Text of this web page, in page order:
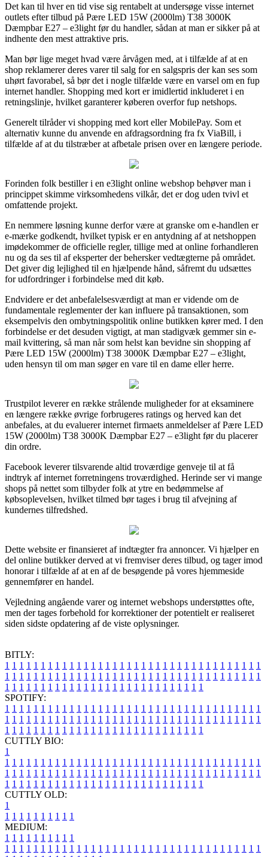
Det kan til hver en tid vise sig rentabelt at undersøge visse internet
outlets efter tilbud på Pære LED 15W (2000lm) T38 3000K
Dæmpbar E27 – e3light før du handler, sådan at man er sikker på at
indhente den mest attraktive pris.
Man bør lige meget hvad være årvågen med, at i tilfælde af at en
shop reklamerer deres varer til salg for en salgspris der kan ses som
uhørt favorabel, så bør det i nogle tilfælde være en varsel om en fup
internet handler. Shopping med kort er imidlertid inkluderet i en
retningslinje, hvilket garanterer køberen overfor fup netshops.
Generelt tilråder vi shopping med kort eller MobilePay. Som et
alternativ kunne du anvende en afdragsordning fra fx ViaBill, i
tilfælde af at du tilstræber at afbetale prisen over en længere periode.
Forinden folk bestiller i en e3light online webshop behøver man i
princippet skimme virksomhedens vilkår, det er dog uden tvivl et
omfattende projekt.
En nemmere løsning kunne derfor være at granske om e-handlen er
e-mærke godkendt, hvilket typisk er en antydning af at netshoppen
imødekommer de officielle regler, tillige med at online forhandleren
nu og da ses til af eksperter der behersker vedtægterne på området.
Det giver dig lejlighed til en hjælpende hånd, såfremt du udsættes
for udfordringer i forbindelse med dit køb.
Endvidere er det anbefalelsesværdigt at man er vidende om de
fundamentale reglementer der kan influere på transaktionen, som
eksempelvis den ombytningspolitik online butikken kører med. I den
forbindelse er det desuden vigtigt, at man stadigvæk gemmer sin e-
mail kvittering, så man når som helst kan bevidne sin shopping af
Pære LED 15W (2000lm) T38 3000K Dæmpbar E27 – e3light,
uden hensyn til om man søger en vare til en dame eller herre.
Trustpilot leverer en række strålende muligheder for at eksaminere
en længere række øvrige forbrugeres ratings og herved kan det
anbefales, at du evaluerer internet firmaets anmeldelser af Pære LED
15W (2000lm) T38 3000K Dæmpbar E27 – e3light før du placerer
din ordre.
Facebook leverer tilsvarende altid troværdige genveje til at få
indtryk af internet forretningens troværdighed. Herinde ser vi mange
shops på nettet som tilbyder folk at ytre en bedømmelse af
købsoplevelsen, hvilket tilmed bør tages i brug til afvejning af
kundernes tilfredshed.
Dette website er finansieret af indtægter fra annoncer. Vi hjælper en
del online butikker derved at vi fremviser deres tilbud, og tager imod
honorar i tilfælde af at en af de besøgende på vores hjemmeside
gennemfører en handel.
Vejledning angående varer og internet webshops understøttes ofte,
men der tages forbehold for korrektioner der potentielt er realiseret
siden sidste opdatering af de viste oplysninger.
BITLY:
1 1 1 1 1 1 1 1 1 1 1 1 1 1 1 1 1 1 1 1 1 1 1 1 1 1 1 1 1 1 1 1 1 1 1 1
1 1 1 1 1 1 1 1 1 1 1 1 1 1 1 1 1 1 1 1 1 1 1 1 1 1 1 1 1 1 1 1 1 1 1 1
1 1 1 1 1 1 1 1 1 1 1 1 1 1 1 1 1 1 1 1 1 1 1 1 1 1 1 1
SPOTIFY:
1 1 1 1 1 1 1 1 1 1 1 1 1 1 1 1 1 1 1 1 1 1 1 1 1 1 1 1 1 1 1 1 1 1 1 1
1 1 1 1 1 1 1 1 1 1 1 1 1 1 1 1 1 1 1 1 1 1 1 1 1 1 1 1 1 1 1 1 1 1 1 1
1 1 1 1 1 1 1 1 1 1 1 1 1 1 1 1 1 1 1 1 1 1 1 1 1 1 1 1
CUTTLY BIO:
1
1 1 1 1 1 1 1 1 1 1 1 1 1 1 1 1 1 1 1 1 1 1 1 1 1 1 1 1 1 1 1 1 1 1 1 1
1 1 1 1 1 1 1 1 1 1 1 1 1 1 1 1 1 1 1 1 1 1 1 1 1 1 1 1 1 1 1 1 1 1 1 1
1 1 1 1 1 1 1 1 1 1 1 1 1 1 1 1 1 1 1 1 1 1 1 1 1 1 1 1
CUTTLY OLD:
1
1 1 1 1 1 1 1 1 1 1
MEDIUM:
1 1 1 1 1 1 1 1 1 1
1 1 1 1 1 1 1 1 1 1 1 1 1 1 1 1 1 1 1 1 1 1 1 1 1 1 1 1 1 1 1 1 1 1 1 1